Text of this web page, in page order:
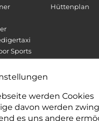
Sports
Hüttenplan
Osttirol Card
werden Cookies
davon werden
es uns andere